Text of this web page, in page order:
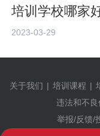
培训学校哪家
2023-03-29
关于我们 | 培训课程 |
违法和不
举报/反馈/